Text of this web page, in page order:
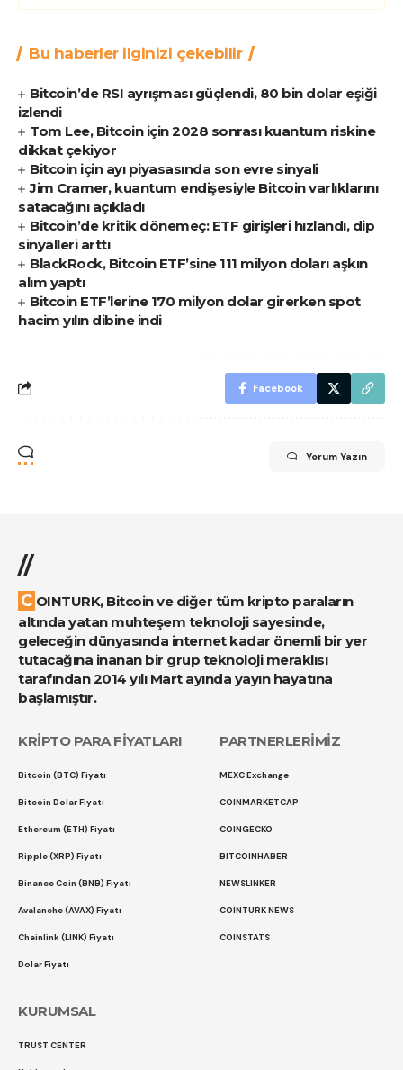
Bu haberler ilginizi çekebilir
Bitcoin’de RSI ayrışması güçlendi, 80 bin dolar eşiği
izlendi
Tom Lee, Bitcoin için 2028 sonrası kuantum riskine
dikkat çekiyor
Bitcoin için ayı piyasasında son evre sinyali
Jim Cramer, kuantum endişesiyle Bitcoin varlıklarını
satacağını açıkladı
Bitcoin’de kritik dönemeç: ETF girişleri hızlandı, dip
sinyalleri arttı
BlackRock, Bitcoin ETF’sine 111 milyon doları aşkın
alım yaptı
Bitcoin ETF’lerine 170 milyon dolar girerken spot
hacim yılın dibine indi
Facebook
Yorum Yazın
//
COINTURK, Bitcoin ve diğer tüm kripto paraların
altında yatan muhteşem teknoloji sayesinde,
geleceğin dünyasında internet kadar önemli bir yer
tutacağına inanan bir grup teknoloji meraklısı
tarafından 2014 yılı Mart ayında yayın hayatına
başlamıştır.
KRİPTO PARA FİYATLARI
Bitcoin (BTC) Fiyatı
Bitcoin Dolar Fiyatı
Ethereum (ETH) Fiyatı
Ripple (XRP) Fiyatı
Binance Coin (BNB) Fiyatı
Avalanche (AVAX) Fiyatı
Chainlink (LINK) Fiyatı
Dolar Fiyatı
PARTNERLERİMİZ
MEXC Exchange
COINMARKETCAP
COINGECKO
BITCOINHABER
NEWSLINKER
COINTURK NEWS
COINSTATS
KURUMSAL
TRUST CENTER